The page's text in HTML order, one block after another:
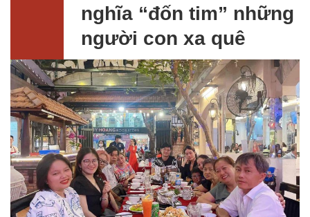
nghĩa “đốn tim” những
người con xa quê